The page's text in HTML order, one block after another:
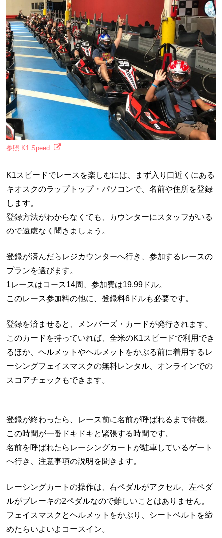
参照:K1 Speed
K1スピードでレースを楽しむには、まず入り口近くにある
キオスクのラップトップ・パソコンで、名前や住所を登録
します。
登録方法がわからなくても、カウンターにスタッフがいる
ので遠慮なく聞きましょう。
登録が済んだらレジカウンターへ行き、参加するレースの
プランを選びます。
1レースはコース14周、参加費は19.99ドル。
このレース参加料の他に、登録料6ドルも必要です。
登録を済ませると、メンバーズ・カードが発行されます。
このカードを持っていれば、全米のK1スピードで利用でき
るほか、ヘルメットやヘルメットをかぶる前に着用するレ
ーシングフェイスマスクの無料レンタル、オンラインでの
スコアチェックもできます。
登録が終わったら、レース前に名前が呼ばれるまで待機。
この時間が一番ドキドキと緊張する時間です。
名前を呼ばれたらレーシングカートが駐車しているゲート
へ行き、注意事項の説明を聞きます。
レーシングカートの操作は、右ペダルがアクセル、左ペダ
ルがブレーキの2ペダルなので難しいことはありません。
フェイスマスクとヘルメットをかぶり、シートベルトを締
めたらいよいよコースイン。